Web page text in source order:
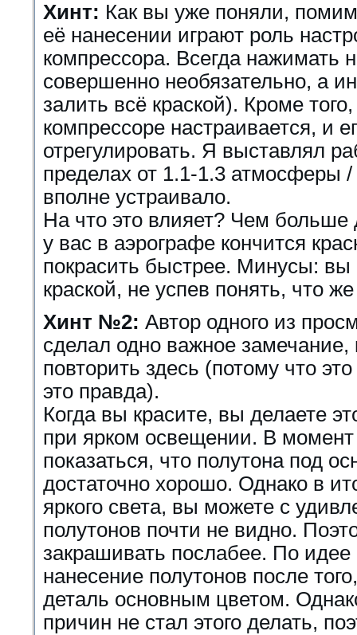
Хинт: Как вы уже поняли,
её нанесении играют роль
компрессора. Всегда нажимать
совершенно необязательно, а
залить всё краской). Кроме
компрессоре настраивается, и
отрегулировать. Я выставлял
пределах от 1.1-1.3 атмосферы
вполне устраивало.
На что это влияет? Чем
у вас в аэрографе кончится
покрасить быстрее. Минусы: вы
краской, не успев понять, что
Хинт №2: Автор одного из
сделал одно важное замечание,
повторить здесь (потому что
это правда).
Когда вы красите, вы делаете
при ярком освещении. В момент
показаться, что полутона под
достаточно хорошо. Однако в
яркого света, вы можете с
полутонов почти не видно.
закрашивать послабее. По идее
нанесение полутонов после
деталь основным цветом.
причин не стал этого делать,